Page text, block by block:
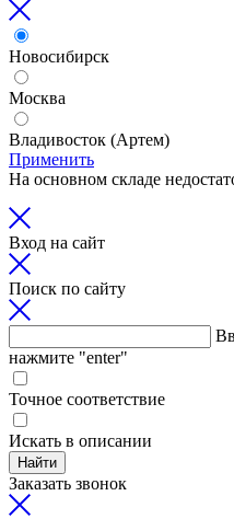
Новосибирск
Москва
Владивосток (Артем)
Применить
На основном складе
Вход на сайт
Поиск по сайту
нажмите "enter"
Точное соответствие
Искать в описании
Найти
Заказать звонок